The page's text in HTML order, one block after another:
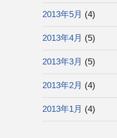
2013年5月 (4)
2013年4月 (5)
2013年3月 (5)
2013年2月 (4)
2013年1月 (4)